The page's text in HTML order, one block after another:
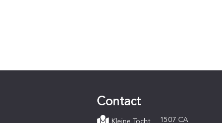
Contact
Kleine Tocht 1507 CA